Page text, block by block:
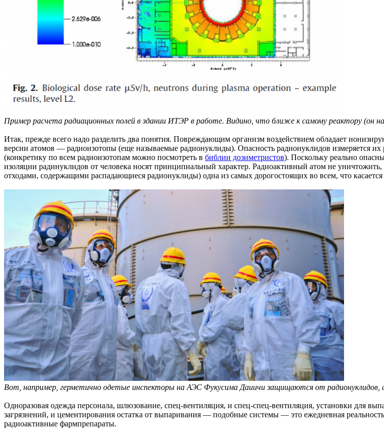
Пример расчета радиационных полей в здании ИТЭР в работе. Видино, что ближе к самому реактору (он
Итак, прежде всего надо разделить два понятия. Повреждающим организм воздействием обладает
версии атомов — радиоизотопы (еще называемые радионуклиды). Опасность радионуклидов измеряется их
(конкретику по всем радиоизотопам можно посмотреть в библии дозиметристов). Поскольку реально
изоляции радинуклидов от человека носят принципиальный характер. Радиоактивный атом не
отходами, содержащими распадающиеся радионуклиды) одна из самых дорогостоящих во всем, что
Вот, например, герметично одетые инспекторы на АЭС Фукусима Даиичи защищаются от радионуклидов,
Одноразовая одежда персонала, шлюзование, спец-вентиляция, и спец-спец-вентиляция, установки для
загрязнений, и цементирования остатка от выпаривания — подобные системы — это ежедневная
радиоактивные фармпрепараты.